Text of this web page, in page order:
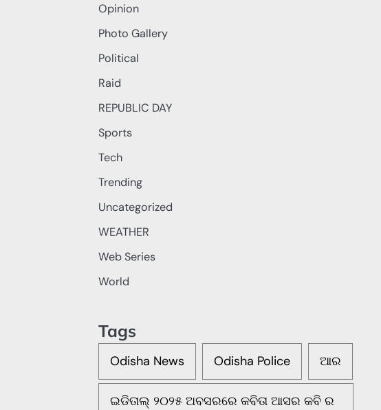
Opinion
Photo Gallery
Political
Raid
REPUBLIC DAY
Sports
Tech
Trending
Uncategorized
WEATHER
Web Series
World
Tags
Odisha News Odisha Police ଆର
ଇଡିତାଲ୍ ୨୦୨୫ ଅବସରରେ କବିତା ଆସର କବି ର